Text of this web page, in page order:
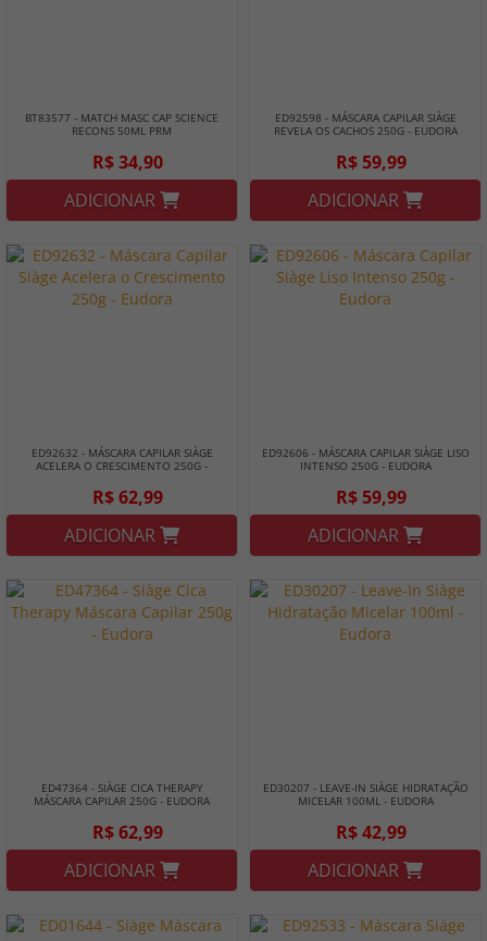
BT83577 - MATCH MASC CAP SCIENCE
RECONS 50ML PRM
R$ 34,90
ADICIONAR
ED92598 - MÁSCARA CAPILAR SIÀGE
REVELA OS CACHOS 250G - EUDORA
R$ 59,99
ADICIONAR
ED92632 - MÁSCARA CAPILAR SIÀGE
ACELERA O CRESCIMENTO 250G -
R$ 62,99
ADICIONAR
ED92606 - MÁSCARA CAPILAR SIÀGE LISO
INTENSO 250G - EUDORA
R$ 59,99
ADICIONAR
ED47364 - SIÀGE CICA THERAPY
MÁSCARA CAPILAR 250G - EUDORA
R$ 62,99
ADICIONAR
ED30207 - LEAVE-IN SIÀGE HIDRATAÇÃO
MICELAR 100ML - EUDORA
R$ 42,99
ADICIONAR